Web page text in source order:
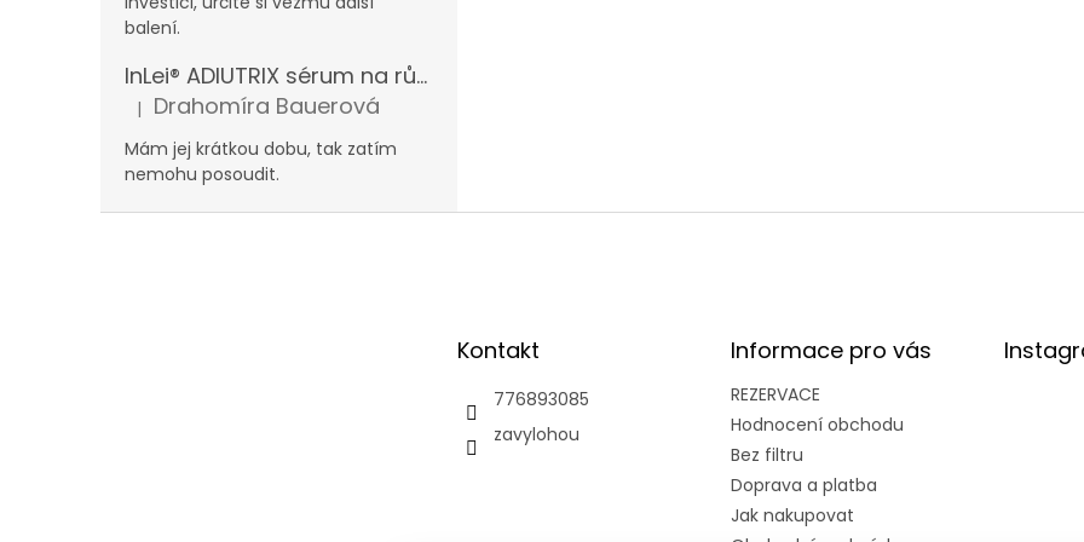
balení.
InLei® ADIUTRIX sérum na růst řas a obočí
Hodnocení produktu je 5 z 5 hvězdiček.
| Drahomíra Bauerová
Mám jej krátkou dobu, tak zatím
nemohu posoudit.
Kontakt
776893085
zavylohou
Informace pro vás
REZERVACE
Hodnocení obchodu
Bez filtru
Doprava a platba
Jak nakupovat